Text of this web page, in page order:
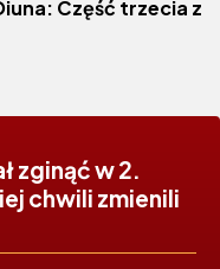
Część trzecia z
zginąć w 2.
chwili zmienili